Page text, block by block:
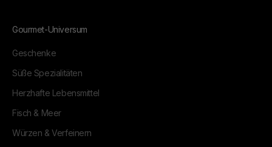
Gourmet-Universum
Geschenke
Süße Spezialitäten
Herzhafte Lebensmittel
Fisch & Meer
Würzen & Verfeinern